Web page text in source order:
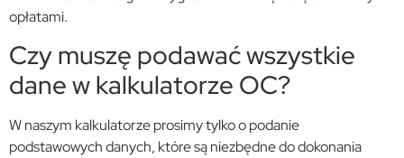
opłatami.
Czy muszę podawać wszystkie
dane w kalkulatorze OC?
W naszym kalkulatorze prosimy tylko o podanie
podstawowych danych, które są niezbędne do dokonania